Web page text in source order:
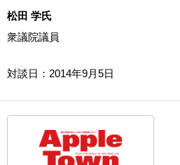
松田 学氏
衆議院議員
対談日：2014年9月5日